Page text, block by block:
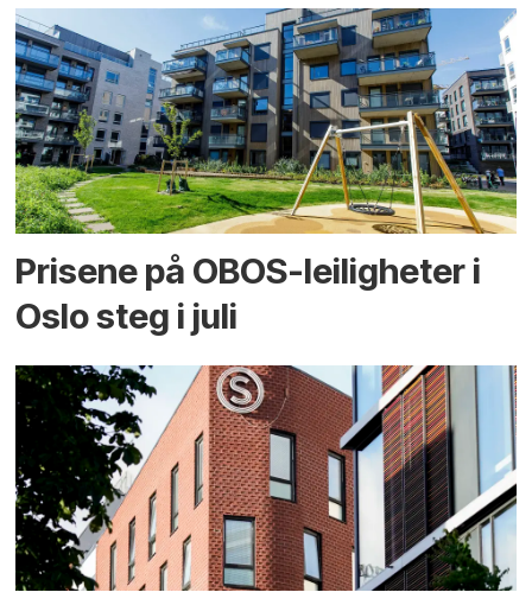
Prisene på OBOS-leiligheter i
Oslo steg i juli